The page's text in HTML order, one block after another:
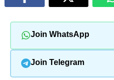
Join WhatsApp
Join Telegram